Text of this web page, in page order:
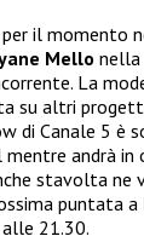
il momento
Mello nella
La
su altri progetti
di Canale 5 è
mentre andrà in
stavolta ne
puntata a
21.30.